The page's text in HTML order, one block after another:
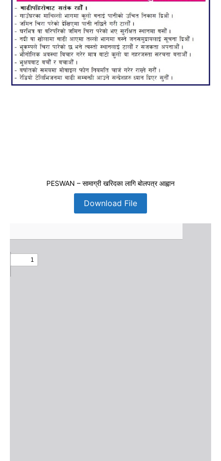
PESWAN – सामाग्री खरिदका लागि बोलपत्र आह्वान
Download File